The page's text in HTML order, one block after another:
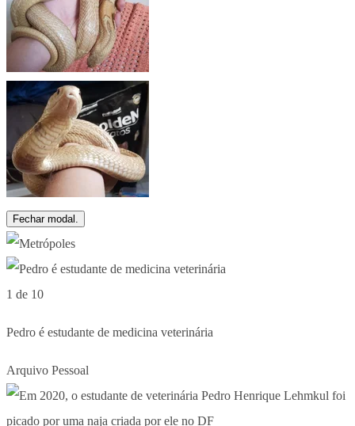
Fechar modal.
1 de 10
Pedro é estudante de medicina veterinária
Arquivo Pessoal